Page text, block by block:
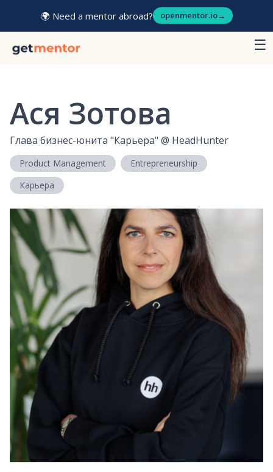
🌍 Need a mentor abroad? openmentor.io→
☰
Ася Зотова
Глава бизнес-юнита "Карьера" @ HeadHunter
Product Management
Entrepreneurship
Карьера